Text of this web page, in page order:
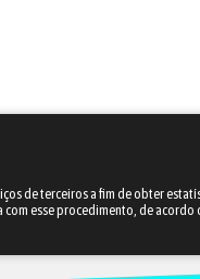
de terceiros a fim de obter
esse procedimento, de acordo